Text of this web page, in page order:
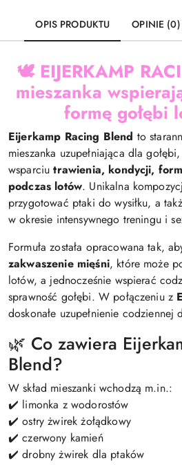
OPIS PRODUKTU OPINIE (0)
🕊️ EIJERKAMP
mieszanka
formę gołębi
Eijerkamp Racing Blend to
mieszanka uzupełniająca dla
wsparciutrawienia, kondycji,
podczas lotów. Unikalna
przygotować ptaki do wysiłku, a
w okresie intensywnego treningu i
Formuła została opracowana tak,
zakwaszenie mięśni, które może
lotów, a jednocześnie wspierać
sprawność gołębi. W połączeniu z
doskonałe uzupełnienie codziennej
🌿 Co zawiera
Blend?
W skład mieszanki wchodzą m.in.:
✔️ limonka z wodorostów
✔️ ostry żwirek żołądkowy
✔️ czerwony kamień
✔️ drobny żwirek dla ptaków